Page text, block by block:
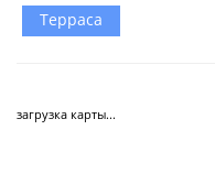
Терраса
загрузка карты...